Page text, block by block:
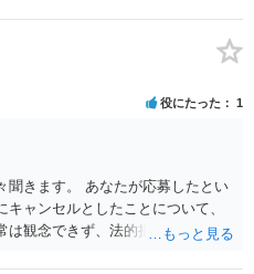
役にたった 1
聞きます。 あなたが応募したとい
ャンセルとしたことについて、
は観念できず、法的措置を採って